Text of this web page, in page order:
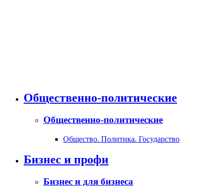
Общественно-политические
Общественно-политические
Общество. Политика. Государство
Бизнес и профи
Бизнес и для бизнеса